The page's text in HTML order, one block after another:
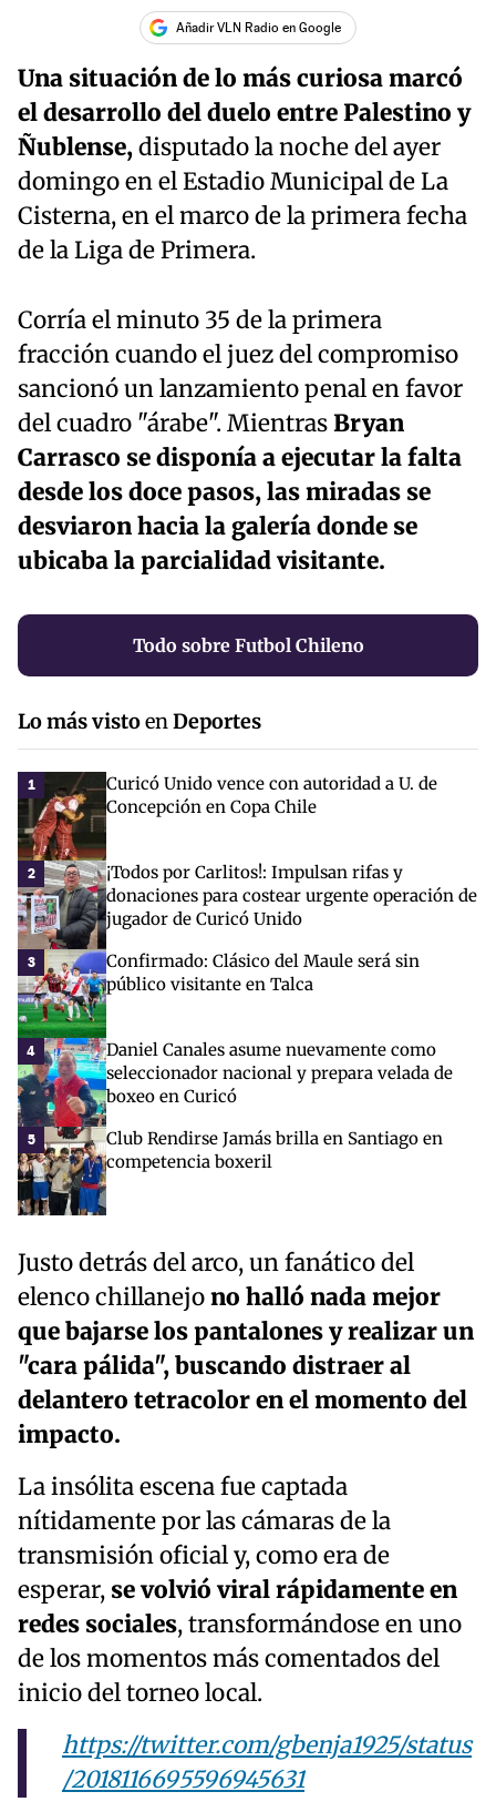
Añadir VLN Radio en Google
Una situación de lo más curiosa marcó
el desarrollo del duelo entre Palestino y
Ñublense,disputado la noche del ayer
domingo en el Estadio Municipal de La
Cisterna, en el marco de la primera fecha
de la Liga de Primera.
Corría el minuto 35 de la primera
fracción cuando el juez del compromiso
sancionó un lanzamiento penal en favor
del cuadro "árabe". MientrasBryan
Carrasco se disponía a ejecutar la falta
desde los doce pasos, las miradas se
desviaron hacia la galería donde se
ubicaba la parcialidad visitante.
Todo sobre Futbol Chileno
Lo más vistoenDeportes
1
Curicó Unido vence con autoridad a U. de
Concepción en Copa Chile
2
¡Todos por Carlitos!: Impulsan rifas y
donaciones para costear urgente operación de
jugador de Curicó Unido
3
Confirmado: Clásico del Maule será sin
público visitante en Talca
4
Daniel Canales asume nuevamente como
seleccionador nacional y prepara velada de
boxeo en Curicó
5
Club Rendirse Jamás brilla en Santiago en
competencia boxeril
Justo detrás del arco, un fanático del
elenco chillanejono halló nada mejor
que bajarse los pantalones y realizar un
"cara pálida", buscando distraer al
delantero tetracolor en el momento del
impacto.
La insólita escena fue captada
nítidamente por las cámaras de la
transmisión oficial y, como era de
esperar, se volvió viral rápidamente en
redes sociales, transformándose en uno
de los momentos más comentados del
inicio del torneo local.
https://twitter.com/gbenja1925/status
/2018116695596945631